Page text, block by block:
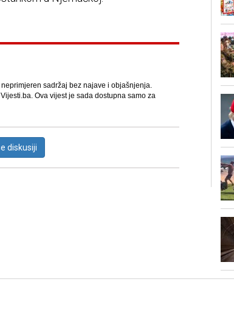
sadržaj bez najave i objašnjenja.
Ova vijest je sada dostupna samo za
diskusiji